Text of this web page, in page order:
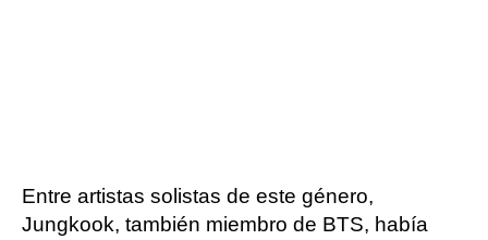
Entre artistas solistas de este género,
Jungkook, también miembro de BTS, había